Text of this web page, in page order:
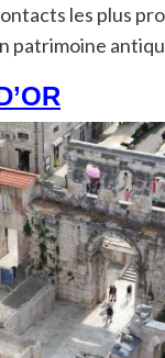
les plus
patrimoine